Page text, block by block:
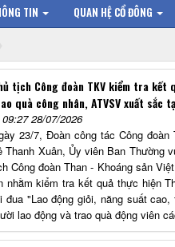
TIN QUAN HỆ CỔ ĐÔNG
tịch Công đoàn TKV kiểm tra kết
quà công nhân, ATVSV xuất sắc
09:27 28/07/2026
23/7, Đoàn công tác Công
Thanh Xuân, Ủy viên Ban Thường
Công đoàn Than - Khoáng sản
nhằm kiểm tra kết quả thực hiện
đua "Lao động giỏi, năng suất
lao động và trao quà động viên